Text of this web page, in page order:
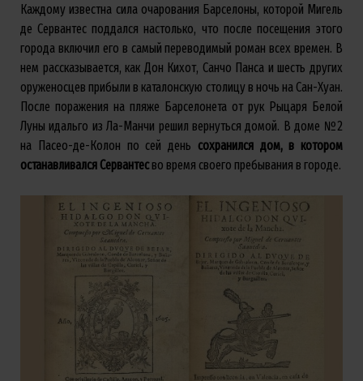
Каждому известна сила очарования Барселоны, которой Мигель
де Сервантес поддался настолько, что после посещения этого
города включил его в самый переводимый роман всех времен. В
нем рассказывается, как Дон Кихот, Санчо Панса и шесть других
оруженосцев прибыли в каталонскую столицу в ночь на Сан-Хуан.
После поражения на пляже Барселонета от рук Рыцаря Белой
Луны идальго из Ла-Манчи решил вернуться домой. В доме №2
на Пасео-де-Колон по сей день сохранился дом, в котором
останавливался Сервантесво время своего пребывания в городе.